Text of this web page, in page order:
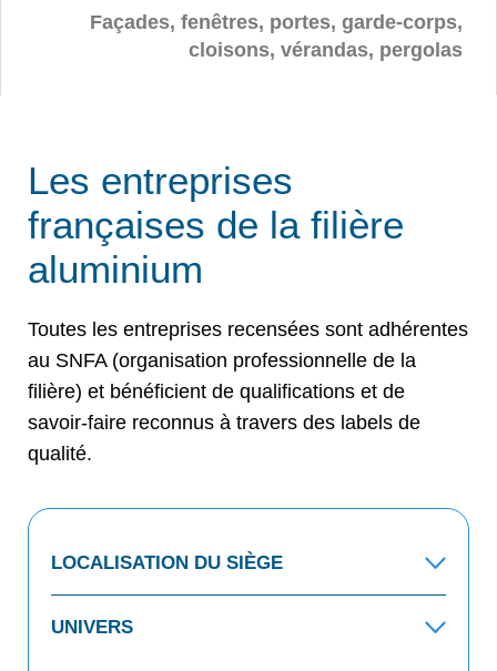
Façades, fenêtres, portes, garde-corps,
cloisons, vérandas, pergolas
Les entreprises
françaises de la filière
aluminium
Toutes les entreprises recensées sont adhérentes
au SNFA (organisation professionnelle de la
filière) et bénéficient de qualifications et de
savoir-faire reconnus à travers des labels de
qualité.